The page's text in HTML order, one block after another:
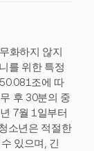
화하지 않지
를 위한 특정
조에 따
후 30분의 중
7월 1일부터
소년은 적절한
있으며, 긴